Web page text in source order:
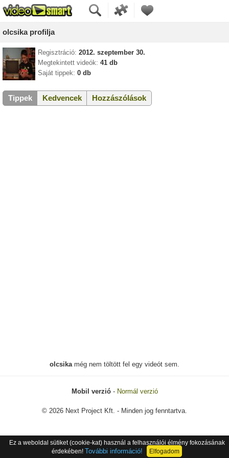
olcsika profilja
Regisztráció: 2012. szeptember 30.
Megtekintett videók: 41 db
Saját tippek: 0 db
Tippek Kedvencek Hozzászólások
olcsikamég nem töltött fel egy videót sem.
Mobil verzió- Normál verzió
© 2026 Next Project Kft. - Minden jog fenntartva.
Ez a weboldal sütiket (cookie-kat) használ a felhasználói élmény fokozásának
érdekében! További információ! Elfogadom